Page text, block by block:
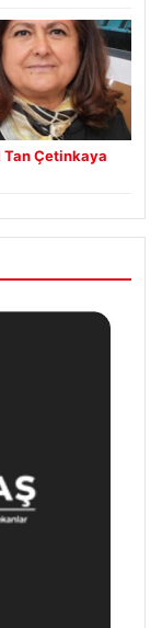
Tan Çetinkaya